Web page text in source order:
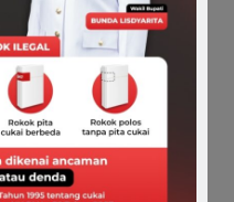
DPRD, Sunarto
Tak Penuhi